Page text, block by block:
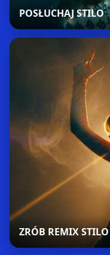
POSŁUCHAJ STILO
ZRÓB REMIX STILO